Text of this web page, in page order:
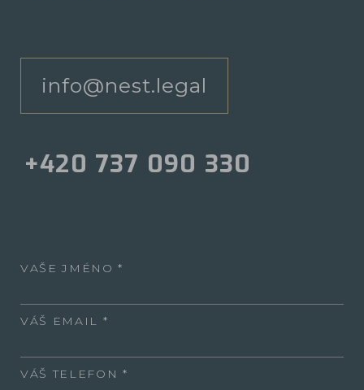
info@nest.legal
+420 737 090 330
VAŠE JMÉNO
VÁŠ EMAIL
VÁŠ TELEFON